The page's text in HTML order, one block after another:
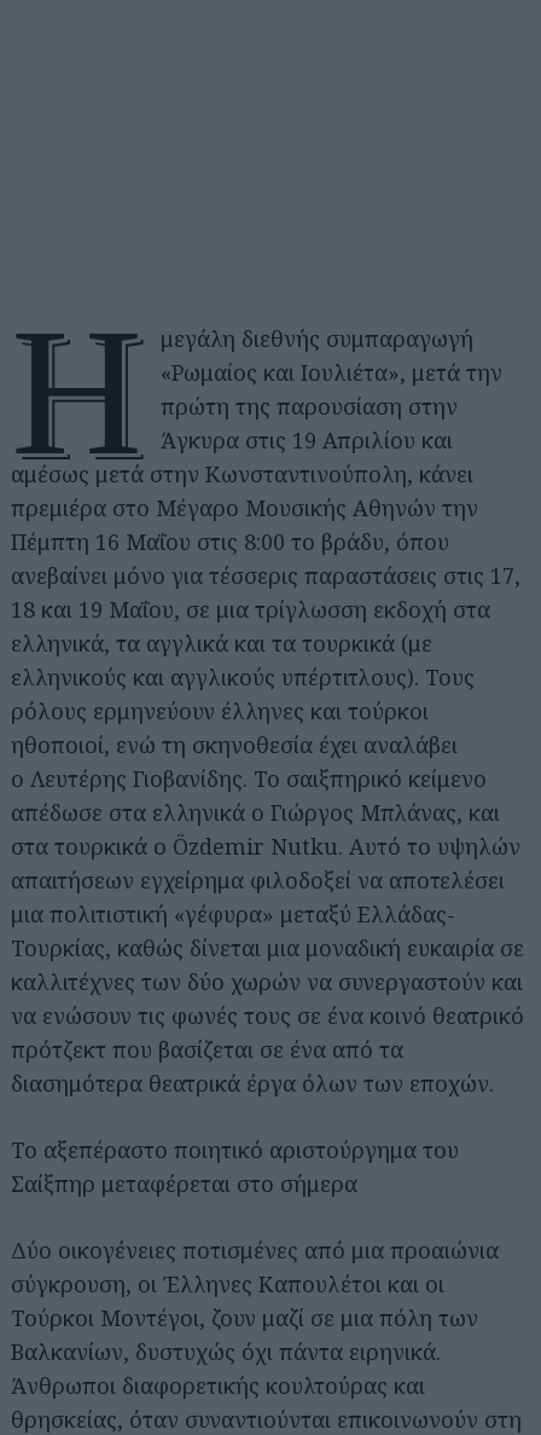
Η
μεγάλη διεθνής συμπαραγωγή
«Ρωμαίος και Ιουλιέτα», μετά την
πρώτη της παρουσίαση στην
Άγκυρα στις 19 Απριλίου και
αμέσως μετά στην Κωνσταντινούπολη, κάνει
πρεμιέρα στο Μέγαρο Μουσικής Αθηνών την
Πέμπτη 16 Μαΐου στις 8:00 το βράδυ, όπου
ανεβαίνει μόνο για τέσσερις παραστάσεις στις 17,
18 και 19 Μαΐου, σε μια τρίγλωσση εκδοχή στα
ελληνικά, τα αγγλικά και τα τουρκικά (με
ελληνικούς και αγγλικούς υπέρτιτλους). Τους
ρόλους ερμηνεύουν έλληνες και τούρκοι
ηθοποιοί, ενώ τη σκηνοθεσία έχει αναλάβει
ο Λευτέρης Γιοβανίδης. Το σαιξπηρικό κείμενο
απέδωσε στα ελληνικά ο Γιώργος Μπλάνας, και
στα τουρκικά ο Özdemir Nutku. Αυτό το υψηλών
απαιτήσεων εγχείρημα φιλοδοξεί να αποτελέσει
μια πολιτιστική «γέφυρα» μεταξύ Ελλάδας-
Τουρκίας, καθώς δίνεται μια μοναδική ευκαιρία σε
καλλιτέχνες των δύο χωρών να συνεργαστούν και
να ενώσουν τις φωνές τους σε ένα κοινό θεατρικό
πρότζεκτ που βασίζεται σε ένα από τα
διασημότερα θεατρικά έργα όλων των εποχών.
Το αξεπέραστο ποιητικό αριστούργημα του
Σαίξπηρ μεταφέρεται στο σήμερα
Δύο οικογένειες ποτισμένες από μια προαιώνια
σύγκρουση, οι Έλληνες Καπουλέτοι και οι
Τούρκοι Μοντέγοι, ζουν μαζί σε μια πόλη των
Βαλκανίων, δυστυχώς όχι πάντα ειρηνικά.
Άνθρωποι διαφορετικής κουλτούρας και
θρησκείας, όταν συναντιούνται επικοινωνούν στη